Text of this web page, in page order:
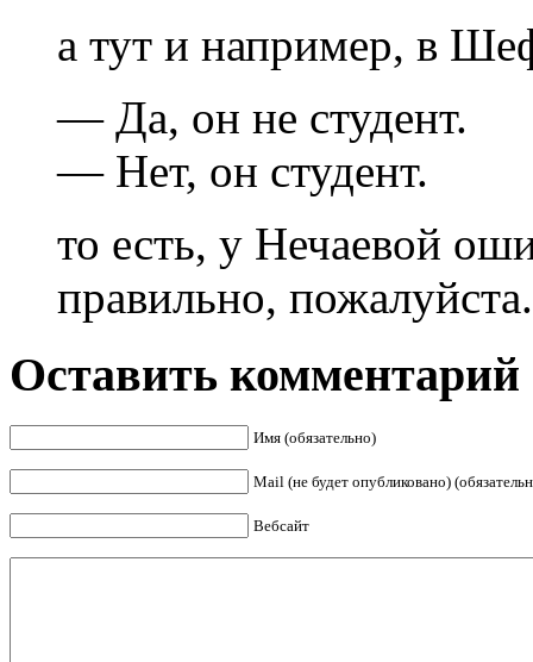
а тут и например, в
— Да, он не студент.
— Нет, он студент.
то есть, у Нечаевой
правильно, пожалуйста.
Оставить комментарий
Имя (обязательно)
Mail (не будет опубликовано)
Вебсайт